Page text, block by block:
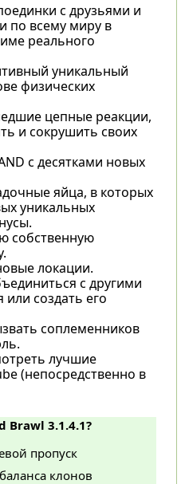
с друзьями и
по всему миру в
реального
уникальный
физических
цепные реакции,
и сокрушить своих
с десятками новых
яйца, в которых
уникальных
собственную
локации.
с другими
создать его
соплеменников
лучшие
(непосредственно в
Brawl 3.1.4.1?
пропуск
клонов